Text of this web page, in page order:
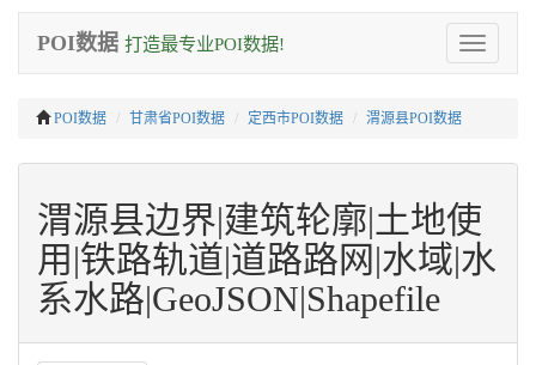
Toggle
navigation
POI数据 打造最专业POI数据!
POI数据 甘肃省POI数据 定西市POI数据 渭源县POI数据
渭源县边界|建筑轮廓|土地使
用|铁路轨道|道路路网|水域|水
系水路|GeoJSON|Shapefile